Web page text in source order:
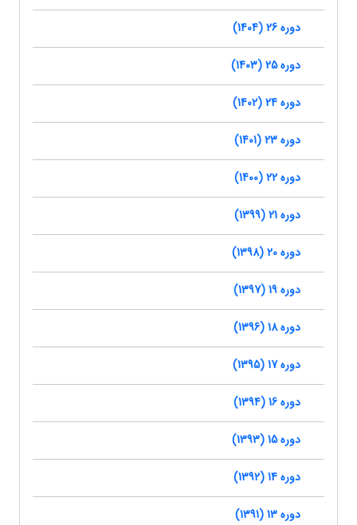
دوره 26 (1404)
دوره 25 (1403)
دوره 24 (1402)
دوره 23 (1401)
دوره 22 (1400)
دوره 21 (1399)
دوره 20 (1398)
دوره 19 (1397)
دوره 18 (1396)
دوره 17 (1395)
دوره 16 (1394)
دوره 15 (1393)
دوره 14 (1392)
دوره 13 (1391)